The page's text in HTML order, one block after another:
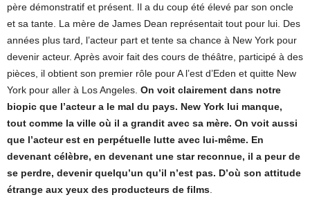
père démonstratif et présent. Il a du coup été élevé par son oncle
et sa tante. La mère de James Dean représentait tout pour lui. Des
années plus tard, l’acteur part et tente sa chance à New York pour
devenir acteur. Après avoir fait des cours de théâtre, participé à des
pièces, il obtient son premier rôle pour A l’est d’Eden et quitte New
York pour aller à Los Angeles. On voit clairement dans notre
biopic que l’acteur a le mal du pays. New York lui manque,
tout comme la ville où il a grandit avec sa mère. On voit aussi
que l’acteur est en perpétuelle lutte avec lui-même. En
devenant célèbre, en devenant une star reconnue, il a peur de
se perdre, devenir quelqu’un qu’il n’est pas. D’où son attitude
étrange aux yeux des producteurs de films